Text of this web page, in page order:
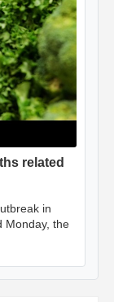
related
in
Monday, the